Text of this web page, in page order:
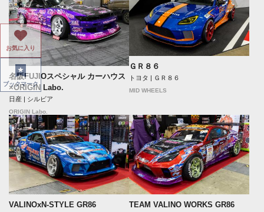
名阪FUJIOスペシャル カーハウス
×ORIGIN Labo.
日産 | シルビア
ORIGIN Labo.
ＧＲ８６
トヨタ | ＧＲ８６
MID WHEELS
VALINOxN-STYLE GR86 TEAM VALINO WORKS GR86
お気に入り
ブックマーク